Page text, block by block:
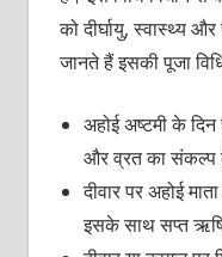
को दीर्घायु, स्वास्थ्य
जानते हैं इसकी पूजा
अहोई अष्टमी के
और व्रत का संकल्प
दीवार पर अहोई
इसके साथ सप्त